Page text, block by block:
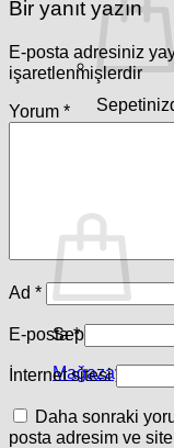
Sepetinizde
Mağazaya geri
Bir yanıt yazın
E-posta adresiniz
işaretlenmişlerdir
Yorum *
Ad *
E-posta*
İnternet sitesi
Daha sonraki
posta adresim ve